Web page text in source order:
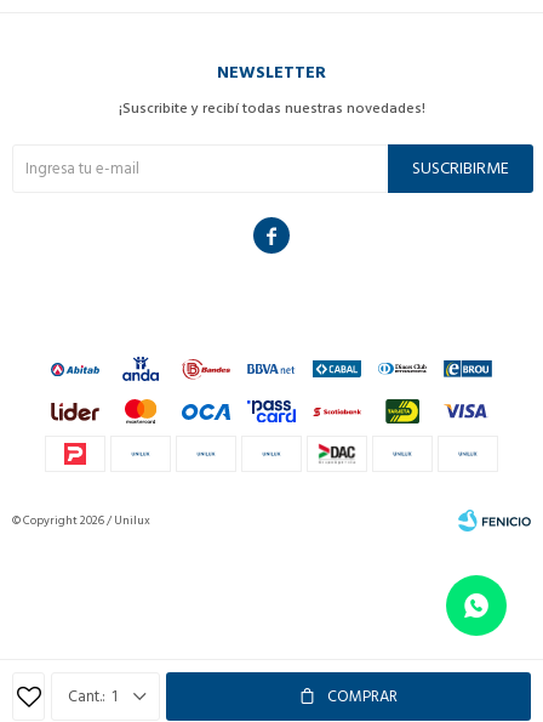
1 COMPRAR
NEWSLETTER
¡Suscribite y recibí todas nuestras novedades!
SUSCRIBIRME

© Copyright 2026 / Unilux